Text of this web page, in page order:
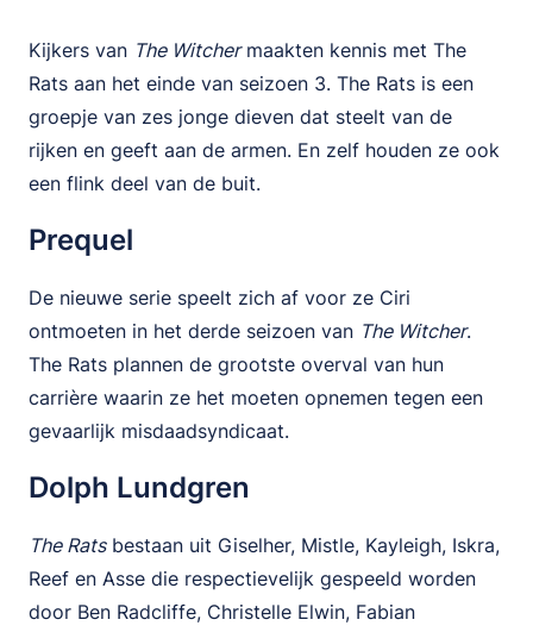
Kijkers van The Witchermaakten kennis met The
Rats aan het einde van seizoen 3. The Rats is een
groepje van zes jonge dieven dat steelt van de
rijken en geeft aan de armen. En zelf houden ze ook
een flink deel van de buit.
Prequel
De nieuwe serie speelt zich af voor ze Ciri
ontmoeten in het derde seizoen van The Witcher.
The Rats plannen de grootste overval van hun
carrière waarin ze het moeten opnemen tegen een
gevaarlijk misdaadsyndicaat.
Dolph Lundgren
The Ratsbestaan uit Giselher, Mistle, Kayleigh, Iskra,
Reef en Asse die respectievelijk gespeeld worden
door Ben Radcliffe, Christelle Elwin, Fabian